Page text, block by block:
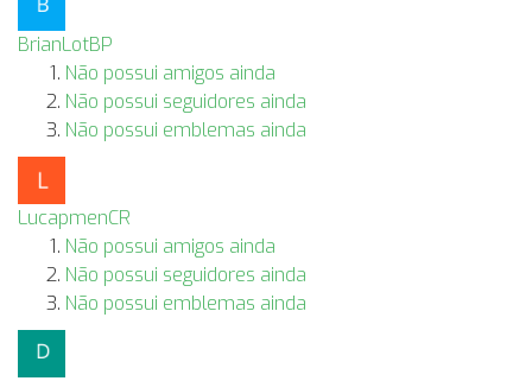
BrianLotBP
Não possui amigos ainda
Não possui seguidores ainda
Não possui emblemas ainda
LucapmenCR
Não possui amigos ainda
Não possui seguidores ainda
Não possui emblemas ainda